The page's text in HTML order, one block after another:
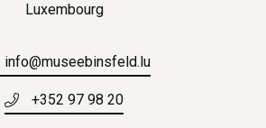
Luxembourg
info@museebinsfeld.lu
+352 97 98 20